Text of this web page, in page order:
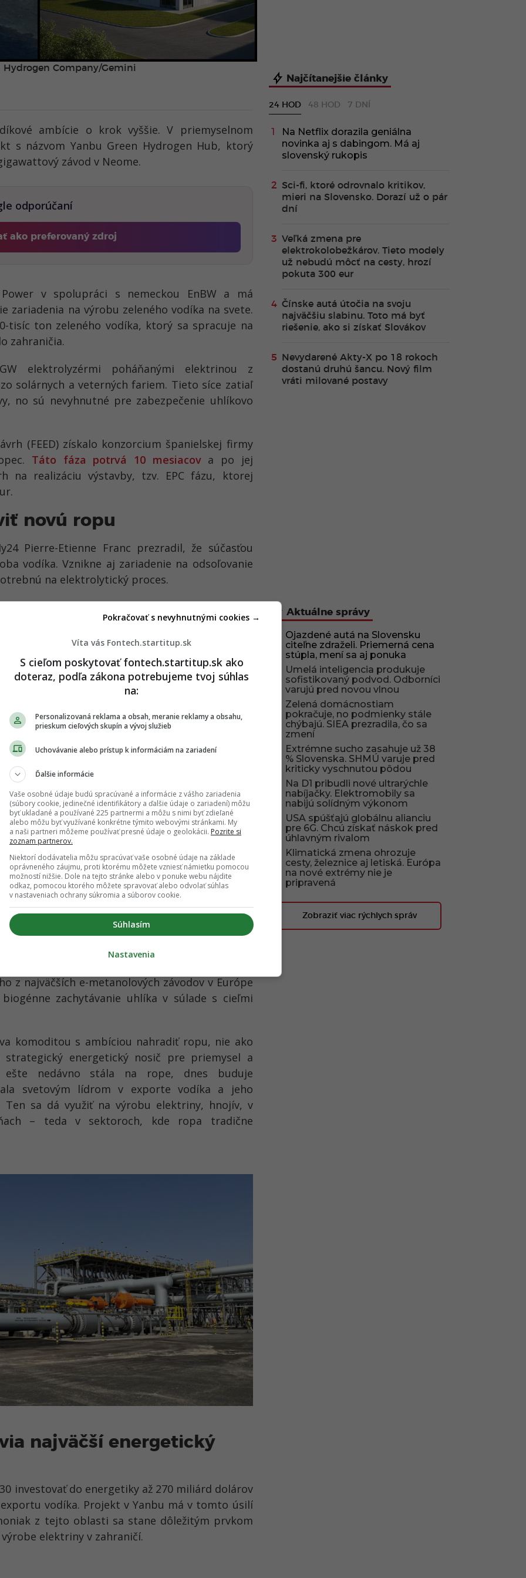
Hydrogen Company/Gemini
ambície o krok vyššie. V priemyselnom
s názvom Yanbu Green Hydrogen Hub, ktorý
závod v Neome.
odporúčaní
ako preferovaný zdroj
Fontech, odkaz sa otvorí v novom okne
v spolupráci s nemeckou EnBW a má
zariadenia na výrobu zeleného vodíka na svete.
tisíc ton zeleného vodíka, ktorý sa spracuje na
zahraničia.
elektrolyzérmi poháňanými elektrinou z
solárnych a veterných fariem. Tieto síce zatiaľ
no sú nevyhnutné pre zabezpečenie uhlíkovo
(FEED) získalo konzorcium španielskej firmy
Táto fáza potrvá 10 mesiacova po jej
na realizáciu výstavby, tzv. EPC fázu, ktorej
novú ropu
Pierre-Etienne Franc prezradil, že súčasťou
vodíka. Vznikne aj zariadenie na odsoľovanie
na elektrolytický proces.
exportný terminál, ktorý umožní efektívny
odberateľom. Aj keď súčasná zmluva
zdrojov, práve tie budú hrať kľúčovú rolu pri
v oblasti čistej energie. V rokoch 2024 a 2025
kontrakty v hodnote viac než 2,2 miliardy eur.
výrobu vodíka so zachytávaním uhlíka.
z najväčších e-metanolových závodov v Európe
zachytávanie uhlíka v súlade s cieľmi
komoditou s ambíciou nahradiť ropu, nie ako
energetický nosič pre priemysel a
ešte nedávno stála na rope, dnes buduje
svetovým lídrom v exporte vodíka a jeho
Ten sa dá využiť na výrobu elektriny, hnojív, v
– teda v sektoroch, kde ropa tradične
najväčší energetický
investovať do energetiky až 270 miliárd dolárov
vodíka. Projekt v Yanbu má v tomto úsilí
z tejto oblasti sa stane dôležitým prvkom
elektriny v zahraničí.
Najčítanejšie články
24 HOD 48 HOD 7 DNÍ
Na Netflix dorazila geniálna
novinka aj s dabingom. Má aj
slovenský rukopis
Sci-fi, ktoré odrovnalo kritikov,
mieri na Slovensko. Dorazí už o pár
dní
Veľká zmena pre
elektrokolobežkárov. Tieto modely
už nebudú môcť na cesty, hrozí
pokuta 300 eur
Čínske autá útočia na svoju
najväčšiu slabinu. Toto má byť
riešenie, ako si získať Slovákov
Nevydarené Akty-X po 18 rokoch
dostanú druhú šancu. Nový film
vráti milované postavy
Aktuálne správy
Ojazdené autá na Slovensku
citeľne zdraželi. Priemerná cena
stúpla, mení sa aj ponuka
Umelá inteligencia produkuje
sofistikovaný podvod. Odborníci
varujú pred novou vlnou
Zelená domácnostiam
pokračuje, no podmienky stále
chýbajú. SIEA prezradila, čo sa
zmení
Extrémne sucho zasahuje už 38
% Slovenska. SHMÚ varuje pred
kriticky vyschnutou pôdou
Na D1 pribudli nové ultrarýchle
nabíjačky. Elektromobily sa
nabijú solídným výkonom
USA spúšťajú globálnu alianciu
pre 6G. Chcú získať náskok pred
úhlavným rivalom
Klimatická zmena ohrozuje
cesty, železnice aj letiská. Európa
na nové extrémy nie je
pripravená
Zobraziť viac rýchlych správ
Víta vás Fontech.startitup.sk
S cieľom poskytovať fontech.startitup.sk ako
doteraz, podľa zákona potrebujeme tvoj súhlas
na:
Personalizovaná reklama a obsah, meranie reklamy a obsahu,
prieskum cieľových skupín a vývoj služieb
Uchovávanie alebo prístup k informáciám na zariadení
Ďalšie informácie
Vaše osobné údaje budú spracúvané a informácie z vášho zariadenia
(súbory cookie, jedinečné identifikátory a ďalšie údaje o zariadení) môžu
byť ukladané a používané 225 partnermi a môžu s nimi byť zdieľané
alebo môžu byť využívané konkrétne týmito webovými stránkami. My
a naši partneri môžeme používať presné údaje o geolokácii. Pozrite si
zoznam partnerov.
Niektorí dodávatelia môžu spracúvať vaše osobné údaje na základe
oprávneného záujmu, proti ktorému môžete vzniesť námietku pomocou
možností nižšie. Dole na tejto stránke alebo v ponuke webu nájdite
odkaz, pomocou ktorého môžete spravovať alebo odvolať súhlas
v nastaveniach ochrany súkromia a súborov cookie.
Súhlasím
Pokračovať s nevyhnutnými cookies →
Nastavenia